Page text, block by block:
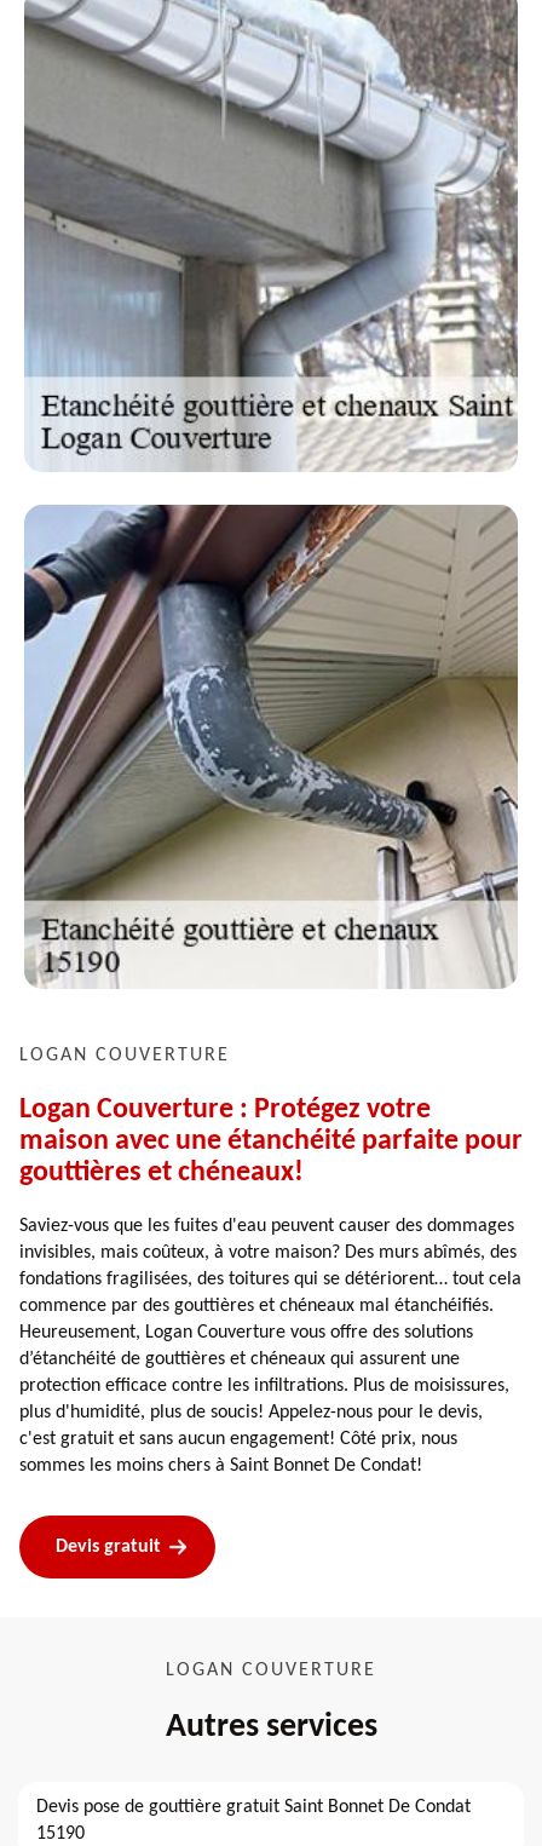
LOGAN COUVERTURE
Logan Couverture : Protégez votre
maison avec une étanchéité parfaite pour
gouttières et chéneaux!
Saviez-vous que les fuites d'eau peuvent causer des dommages
invisibles, mais coûteux, à votre maison? Des murs abîmés, des
fondations fragilisées, des toitures qui se détériorent… tout cela
commence par des gouttières et chéneaux mal étanchéifiés.
Heureusement, Logan Couverture vous offre des solutions
d’étanchéité de gouttières et chéneaux qui assurent une
protection efficace contre les infiltrations. Plus de moisissures,
plus d'humidité, plus de soucis! Appelez-nous pour le devis,
c'est gratuit et sans aucun engagement! Côté prix, nous
sommes les moins chers à Saint Bonnet De Condat!
Devis gratuit
LOGAN COUVERTURE
Autres services
Devis pose de gouttière gratuit Saint Bonnet De Condat
15190